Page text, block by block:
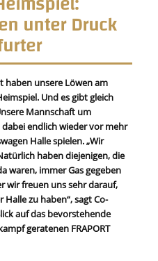
unter Druck
haben unsere Löwen am
Und es gibt gleich
Mannschaft um
dabei endlich wieder vor mehr
Halle spielen. „Wir
haben diejenigen, die
waren, immer Gas gegeben
wir freuen uns sehr darauf,
zu haben“, sagt Co-
auf das bevorstehende
geratenen FRAPORT